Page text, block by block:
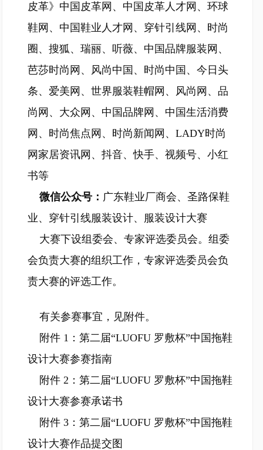
皮革》中国皮革网、中国皮革人才网、环球
鞋网、中国鞋业人才网、穿针引线网、时尚
圈、搜狐、瑞丽、听薇、中国品牌服装网、
芭莎时尚网、风尚中国、时尚中国、今日头
条、爱美网、世界服装鞋帽网、风尚网、品
尚网、大众网、中国品牌网、中国生活消费
网、时尚焦点网、时尚新闻网、LADY时尚
网家居资讯网、抖音、快手、视频号、小红
书等
微信公众号： 广东鞋业厂商会、圣路保鞋
业、穿针引线服装设计、服装设计大赛
大赛下设组委会、专家评选委员会。组委
会负责大赛的组织工作，专家评选委员会负
责大赛的评选工作。
有关参赛事宜，见附件。
附件 1：第二届“LUOFU 罗敷杯”中国拖鞋
设计大赛参赛指南
附件 2：第二届“LUOFU 罗敷杯”中国拖鞋
设计大赛参赛承诺书
附件 3：第二届“LUOFU 罗敷杯”中国拖鞋
设计大赛作品提交图